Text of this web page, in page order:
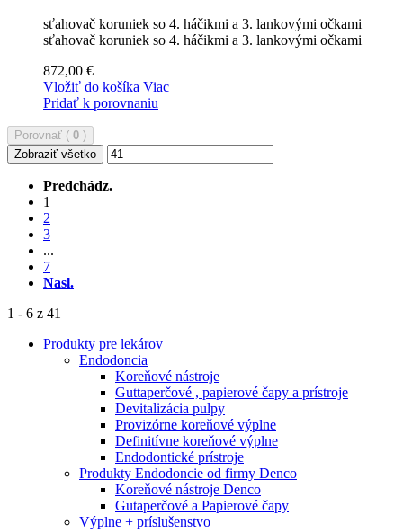
sťahovač koruniek so 4. háčikmi a 3. lankovými očkami
sťahovač koruniek so 4. háčikmi a 3. lankovými očkami
872,00 €
Vložiť do košíka Viac
Pridať k porovnaniu
Porovnať ( 0 )
Zobraziť všetko
Predchádz.
1
2
3
...
7
Nasl.
1 - 6 z 41
Produkty pre lekárov
Endodoncia
Koreňové nástroje
Guttaperčové , papierové čapy a prístroje
Devitalizácia pulpy
Provizórne koreňové výplne
Definitívne koreňové výplne
Endodontické prístroje
Produkty Endodoncie od firmy Denco
Koreňové nástroje Denco
Gutaperčové a Papierové čapy
Výplne + príslušenstvo